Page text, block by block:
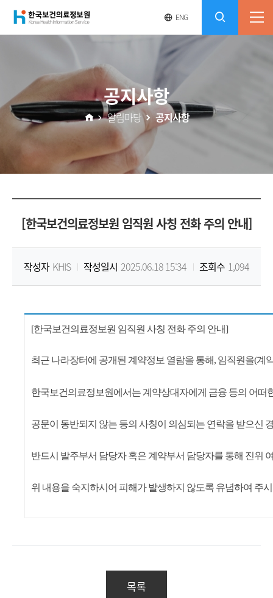
(재)
보
건
의
료
원
Korea
Health
Information
Service
ENG영
사
기
전
기
전
체
공지사항
알림마당 공지사항
[한국보건의료정보원 임직원 사칭 전화 주의 안내]
작성자 KHIS 작성일시 2025.06.18 15:34 조회수 1,094
[한국보건의료정보원 임직원 사칭 전화 주의 안내]
최근 나라장터에 공개된 계약정보 열람을 통해, 임직원을(계
한국보건의료정 보원에서는 계약상대자에게 금융 등의 어떠
공문이 동반되지 않는 등의 사칭이 의심되는 연락을 받으신
반드시 발주부서 담당자 혹은 계약부서 담당자를 통해 진위
위 내용을 숙지하시어 피해가 발생하지 않도록 유념하여 주
목록